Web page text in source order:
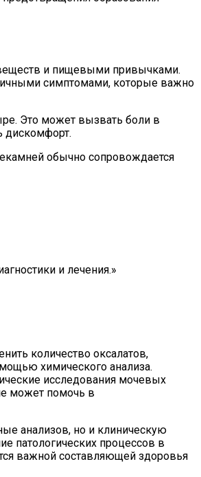
и пищевыми привычками.
симптомами, которые важно
Это может вызвать боли в
дискомфорт.
обычно сопровождается
и лечения.»
количество оксалатов,
химического анализа.
исследования мочевых
может помочь в
анализов, но и клиническую
патологических процессов в
важной составляющей здоровья